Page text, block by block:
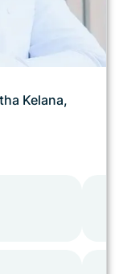
Kelana,